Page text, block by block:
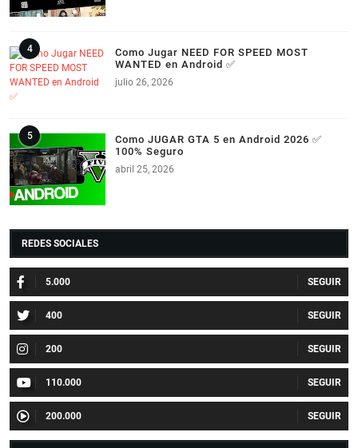
Como Jugar NEED FOR SPEED MOST
WANTED en Android ✅
julio 26, 2026
Como JUGAR GTA 5 en Android 2026 ✅
100% Seguro
abril 25, 2026
REDES SOCIALES
5.000
400
200
110.000
200.000